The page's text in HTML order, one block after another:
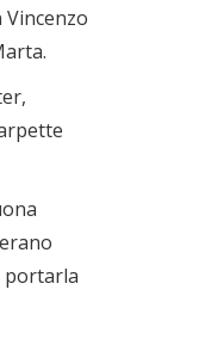
portarla